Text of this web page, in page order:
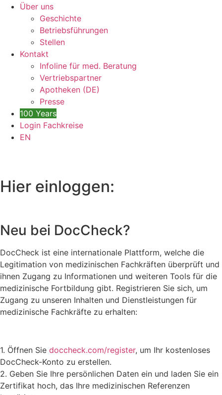
Über uns
Geschichte
Betriebsführungen
Stellen
Kontakt
Infoline für med. Beratung
Vertriebspartner
Apotheken (DE)
Presse
100 Years
Login Fachkreise
EN
Hier einloggen:
Neu bei DocCheck?
DocCheck ist eine internationale Plattform, welche die
Legitimation von medizinischen Fachkräften überprüft und
ihnen Zugang zu Informationen und weiteren Tools für die
medizinische Fortbildung gibt. Registrieren Sie sich, um
Zugang zu unseren Inhalten und Dienstleistungen für
medizinische Fachkräfte zu erhalten:
1. Öffnen Sie doccheck.com/register, um Ihr kostenloses
DocCheck-Konto zu erstellen.
2. Geben Sie Ihre persönlichen Daten ein und laden Sie ein
Zertifikat hoch, das Ihre medizinischen Referenzen